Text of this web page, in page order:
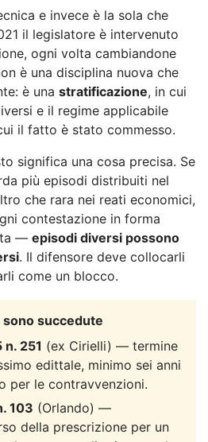
e invece è la sola che
il legislatore è intervenuto
ogni volta cambiandone
è una disciplina nuova che
è una stratificazione, in cui
e il regime applicabile
il fatto è stato commesso.
significa una cosa precisa. Se
più episodi distribuiti nel
che rara nei reati economici,
contestazione in forma
— episodi diversi possono
. Il difensore deve collocarli
come un blocco.
succedute
251 (ex Cirielli) — termine
edittale, minimo sei anni
per le contravvenzioni.
103 (Orlando) —
della prescrizione per un